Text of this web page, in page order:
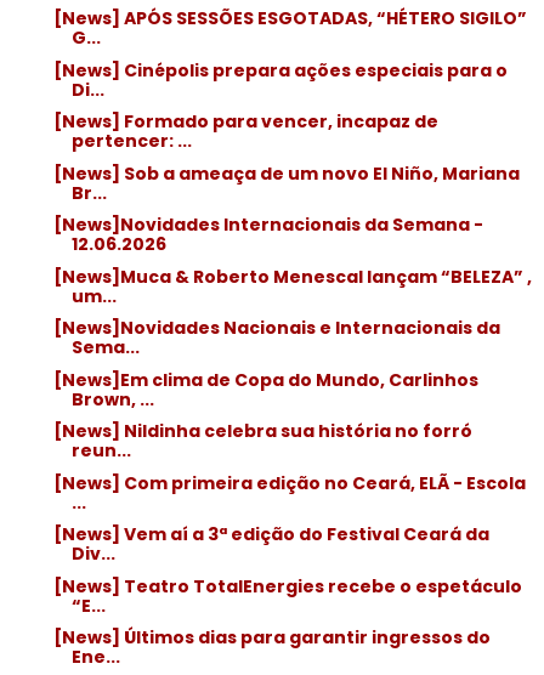
[News] APÓS SESSÕES ESGOTADAS, “HÉTERO SIGILO”
G...
[News] Cinépolis prepara ações especiais para o
Di...
[News] Formado para vencer, incapaz de
pertencer: ...
[News] Sob a ameaça de um novo El Niño, Mariana
Br...
[News]Novidades Internacionais da Semana -
12.06.2026
[News]Muca & Roberto Menescal lançam “BELEZA” ,
um...
[News]Novidades Nacionais e Internacionais da
Sema...
[News]Em clima de Copa do Mundo, Carlinhos
Brown, ...
[News] Nildinha celebra sua história no forró
reun...
[News] Com primeira edição no Ceará, ELÃ - Escola
...
[News] Vem aí a 3ª edição do Festival Ceará da
Div...
[News] Teatro TotalEnergies recebe o espetáculo
“E...
[News] Últimos dias para garantir ingressos do
Ene...